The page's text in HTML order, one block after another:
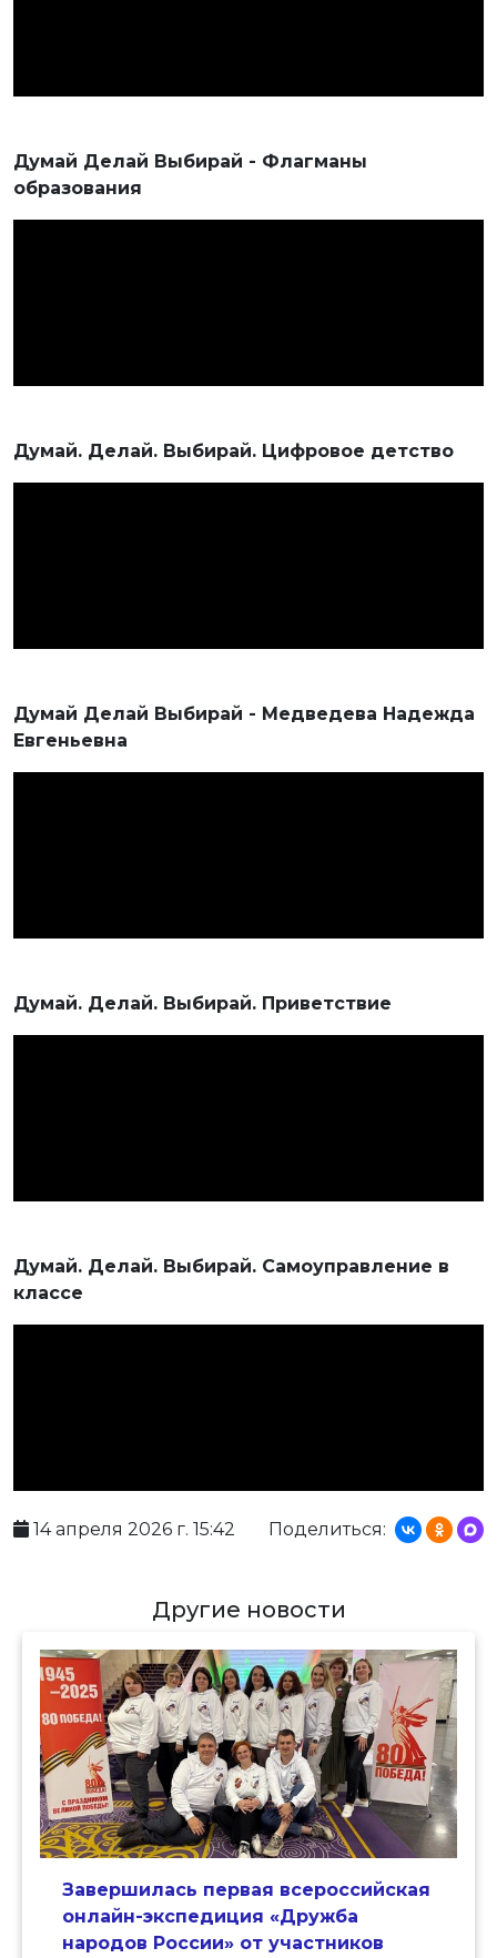
Думай Делай Выбирай - Флагманы
образования
Думай. Делай. Выбирай. Цифровое детство
Думай Делай Выбирай - Медведева Надежда
Евгеньевна
Думай. Делай. Выбирай. Приветствие
Думай. Делай. Выбирай. Самоуправление в
классе
14 апреля 2026 г. 15:42 Поделиться:
Другие новости
Завершилась первая всероссийская
онлайн-экспедиция «Дружба
народов России» от участников